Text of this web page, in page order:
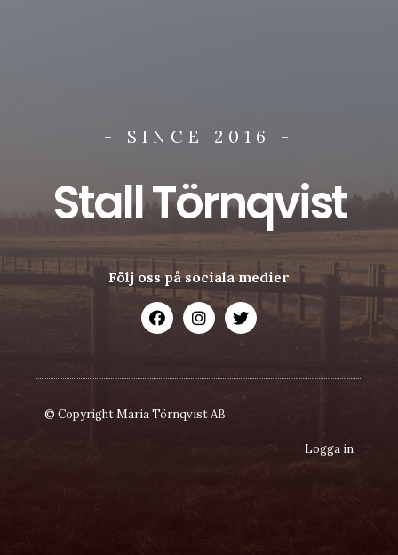
- SINCE 2016 -
Stall Törnqvist
Följ oss på sociala medier
© Copyright Maria Törnqvist AB
Logga in